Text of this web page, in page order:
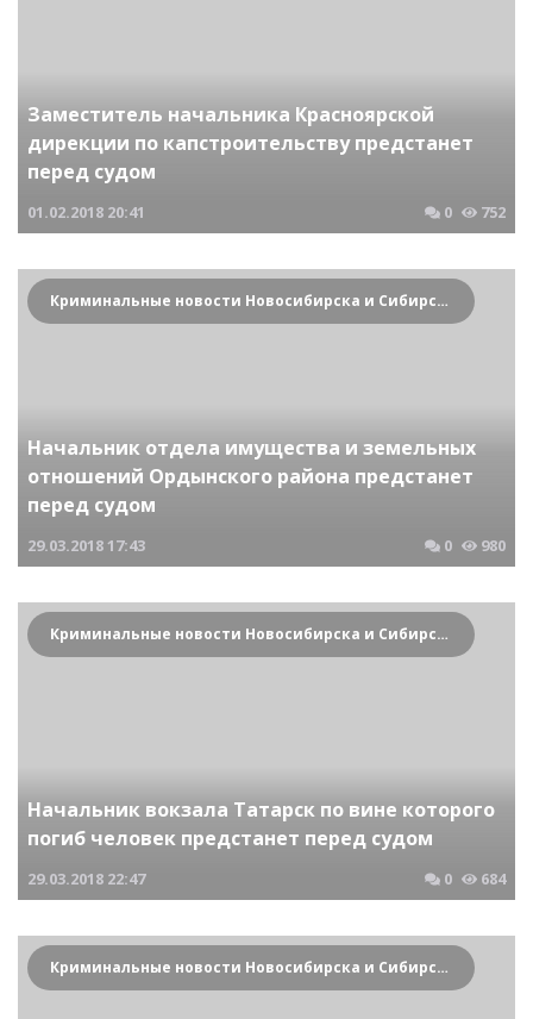
Заместитель начальника Красноярской
дирекции по капстроительству предстанет
перед судом
01.02.2018 20:41 0 752
Криминальные новости Новосибирска и Сибирского региона
Начальник отдела имущества и земельных
отношений Ордынского района предстанет
перед судом
29.03.201817:43 0 980
Криминальные новости Новосибирска и Сибирского региона
Начальник вокзала Татарск по вине которого
погиб человек предстанет перед судом
29.03.2018 22:47 0 684
Криминальные новости Новосибирска и Сибирского региона